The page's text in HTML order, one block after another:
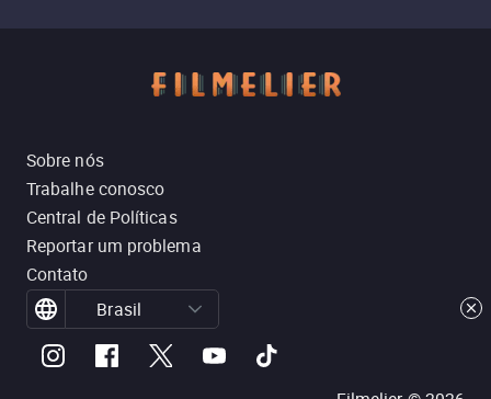
Sobre nós
Trabalhe conosco
Central de Políticas
Reportar um problema
Contato
Brasil